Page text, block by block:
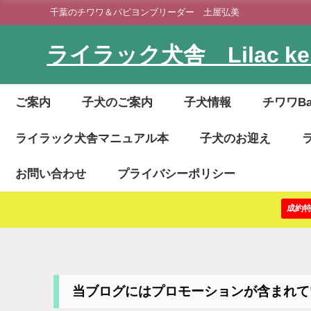
千葉のチワワ＆パピヨンブリーダー 土屋弘美
ライラック犬舎 Lilac
ご案内 子犬のご案内 子犬情報 チワワ
ライラック犬舎マニュアル本 子犬のお迎え
お問い合わせ プライバシーポリシー
成約
当ブログにはプロモーションが含まれ